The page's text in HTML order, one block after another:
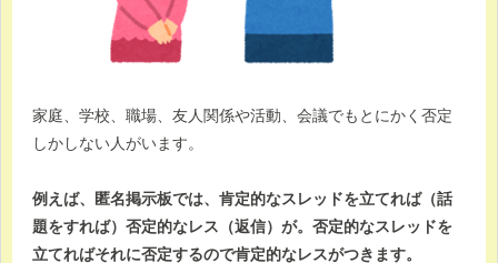
家庭、学校、職場、友人関係や活動、会議でもとにかく否定
しかしない人がいます。
例えば、匿名掲示板では、肯定的なスレッドを立てれば（話
題をすれば）否定的なレス（返信）が。否定的なスレッドを
立てればそれに否定するので肯定的なレスがつきます。